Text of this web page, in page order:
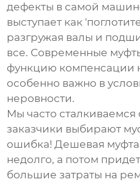
дефекты в самой
выступает как
разгружая валы и
все. Современные
функцию компенсации
особенно важно в
неровности.
Мы часто сталкиваемся
заказчики выбирают
ошибка! Дешевая
недолго, а потом
большие затраты на